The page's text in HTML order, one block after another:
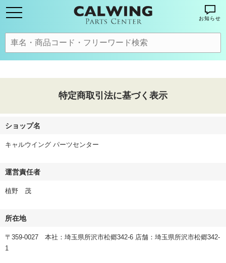
お知らせ
特定商取引法に基づく表示
ショップ名
キャルウイング パーツセンター
運営責任者
植野 茂
所在地
〒359-0027 本社：埼玉県所沢市松郷342-6 店舗：埼玉県所沢市松郷342-
1